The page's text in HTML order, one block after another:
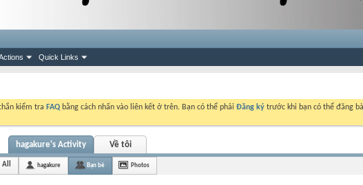
Quick Links
kiểm tra FAQ bằng cách nhấn vào liên kết ở trên. Bạn có thể phải Đăng ký trước khi bạn có thể đăng
hagakure's Activity Về tôi
All hagakure Bạn bè Photos